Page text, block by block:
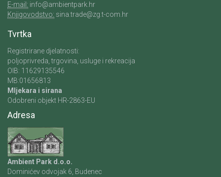
E-mail: info@ambientpark.hr
Knjigovodstvo: sina.trade@zg.t-com.hr
Tvrtka
Registrirane djelatnosti:
poljoprivreda, trgovina, usluge i rekreacija
OIB: 11629135546
MB:01656813
Mljekara i sirana
Odobreni objekt HR-2863-EU
Adresa
Ambient Park d.o.o.
Dominićev odvojak 6, Budenec